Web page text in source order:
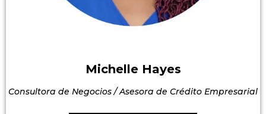
Michelle Hayes
Consultora de Negocios / Asesora de Crédito Empresarial